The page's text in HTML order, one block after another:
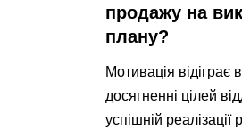
продажу на
плану?
Мотивація відіграє
досягненні цілей
успішній реалізації